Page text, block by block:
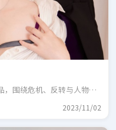
，围绕危机、反转与人物成
2023/11/02